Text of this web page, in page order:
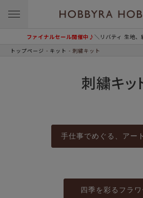
ファイナルセール開催中♪＼リバティ 生地
トップページ キット 刺繍キット
刺繍キッ
手仕事でめぐる、アー
四季を彩るフラワ